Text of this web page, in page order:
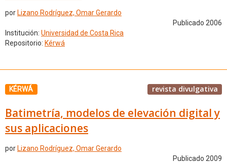
por Lizano Rodríguez, Omar Gerardo
Publicado 2006
Institución: Universidad de Costa Rica
Repositorio: Kérwá
KÉRWÁ revista divulgativa
Batimetría, modelos de elevación digital y
sus aplicaciones
por Lizano Rodríguez, Omar Gerardo
Publicado 2009